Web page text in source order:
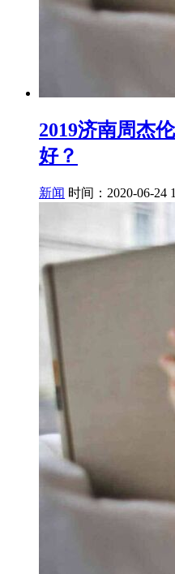
2019济南周杰
好？
新闻 时间：2020-06-24